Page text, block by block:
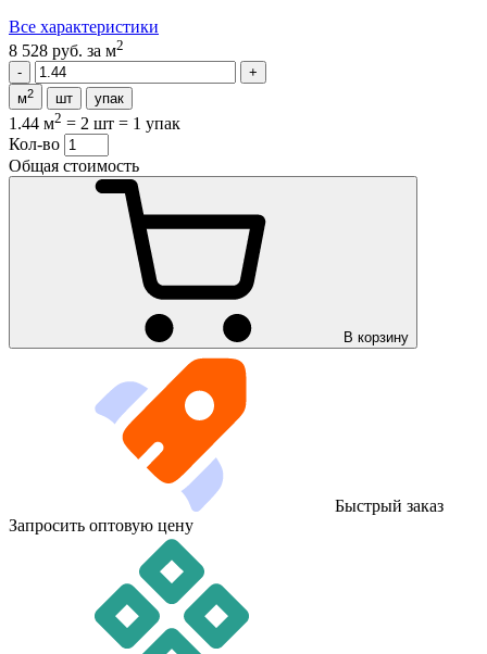
Все характеристики
8 528 руб. за м2
м2 шт упак
1.44 м2 = 2 шт = 1 упак
Кол-во
Общая стоимость
В корзину
Быстрый заказ
Запросить оптовую цену